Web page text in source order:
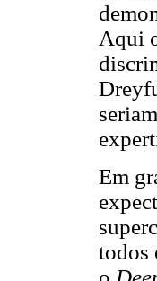
Aqui
Em
todos